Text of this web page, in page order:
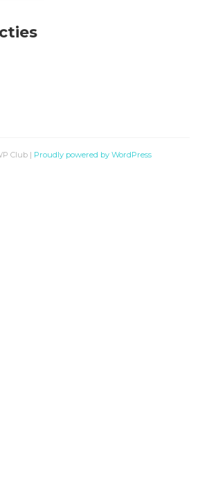
Club | Proudly powered by WordPress